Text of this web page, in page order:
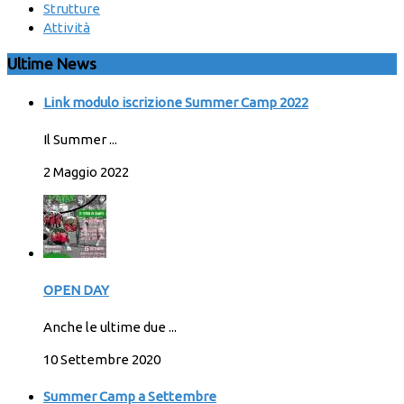
Strutture
Attività
Ultime News
Link modulo iscrizione Summer Camp 2022
Il Summer ...
2 Maggio 2022
OPEN DAY
Anche le ultime due ...
10 Settembre 2020
Summer Camp a Settembre